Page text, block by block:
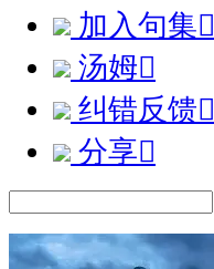
加入句集
汤姆
纠错反馈
分享